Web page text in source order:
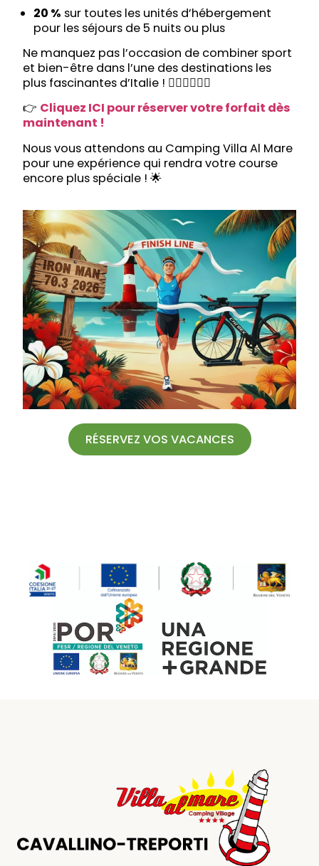
20 % sur toutes les unités d’hébergement
pour les séjours de 5 nuits ou plus
Ne manquez pas l’occasion de combiner sport
et bien-être dans l’une des destinations les
plus fascinantes d’Italie ! 🏊‍♂️🚴‍♀️🏃‍♂️
👉 Cliquez ICI pour réserver votre forfait dès
maintenant !
Nous vous attendons au Camping Villa Al Mare
pour une expérience qui rendra votre course
encore plus spéciale ! 🌟
RÉSERVEZ VOS VACANCES